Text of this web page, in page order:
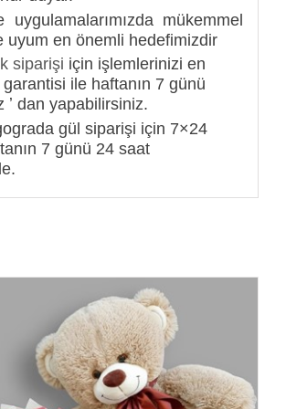
uygulamalarımızda mükemmel
uyum en önemli hedefimizdir
siparişi için işlemlerinizi en
ile haftanın 7 günü
ʼ dan yapabilirsiniz.
gül siparişi için 7×24
7 günü 24 saat